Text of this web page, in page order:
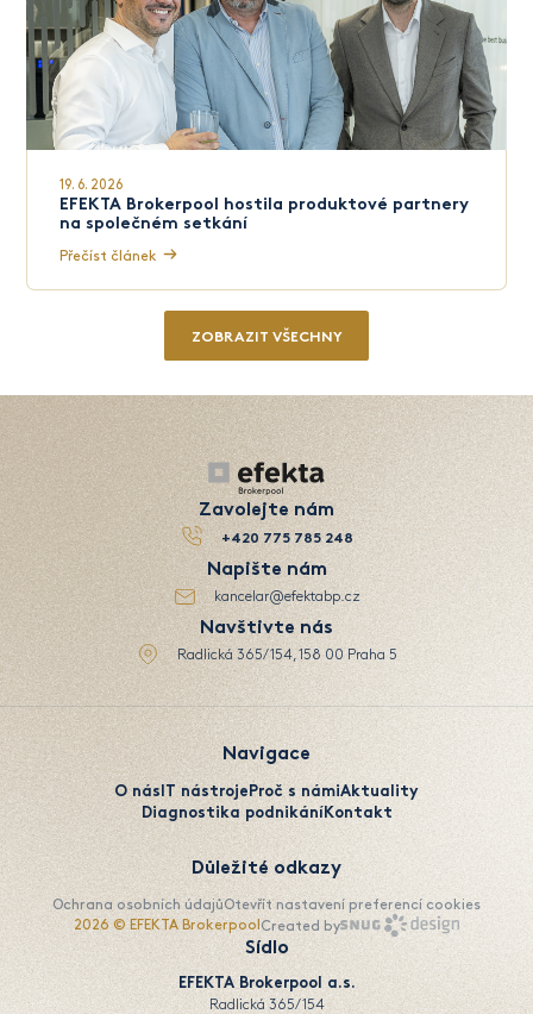
19. 6. 2026
EFEKTA Brokerpool hostila produktové partnery
na společném setkání
Přečíst článek
ZOBRAZIT VŠECHNY
Zavolejte nám
+420 775 785 248
Napište nám
kancelar@efektabp.cz
Navštivte nás
Radlická 365/154, 158 00 Praha 5
Navigace
O násIT nástrojeProč s námiAktuality
Diagnostika podnikáníKontakt
Důležité odkazy
Ochrana osobních údajůOtevřít nastavení preferencí cookies
2026 © EFEKTA BrokerpoolCreated by
Sídlo
EFEKTA Brokerpool a.s.
Radlická 365/154